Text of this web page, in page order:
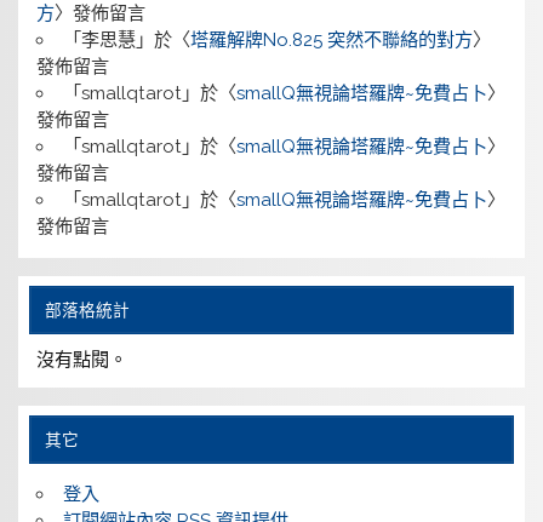
方〉發佈留言
「 李思慧」於〈塔羅解牌No.825 突然不聯絡的對方〉
發佈留言
「 smallqtarot」於〈smallQ無視論塔羅牌~免費占卜〉
發佈留言
「 smallqtarot」於〈smallQ無視論塔羅牌~免費占卜〉
發佈留言
「 smallqtarot」於〈smallQ無視論塔羅牌~免費占卜〉
發佈留言
部落格統計
沒有點閱。
其它
登入